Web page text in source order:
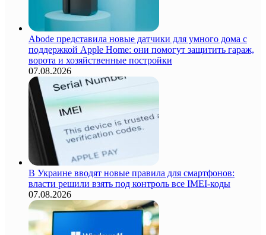
Abode представила новые датчики для умного дома с
поддержкой Apple Home: они помогут защитить гараж,
ворота и хозяйственные постройки
07.08.2026
В Украине вводят новые правила для смартфонов:
власти решили взять под контроль все IMEI-коды
07.08.2026